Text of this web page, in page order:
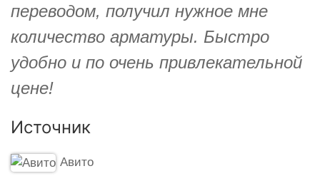
переводом, получил нужное мне
количество арматуры. Быстро
удобно и по очень привлекательной
цене!
Источник
Авито